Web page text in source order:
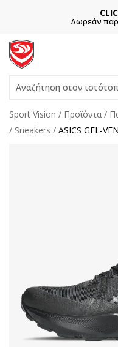
Δωρεάν
Αναζήτηση στον
Sport Vision Προϊόντα
Sneakers
ASICS GEL-